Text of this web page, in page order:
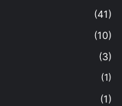
(41)
(10)
(3)
(1)
(1)